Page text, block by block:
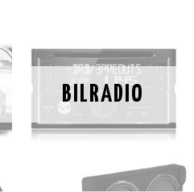
BILRADIO